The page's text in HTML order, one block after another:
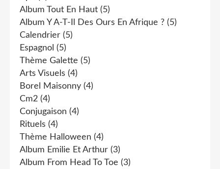
Album Tout En Haut (5)
Album Y A-T-Il Des Ours En Afrique ? (5)
Calendrier (5)
Espagnol (5)
Thème Galette (5)
Arts Visuels (4)
Borel Maisonny (4)
Cm2 (4)
Conjugaison (4)
Rituels (4)
Thème Halloween (4)
Album Emilie Et Arthur (3)
Album From Head To Toe (3)